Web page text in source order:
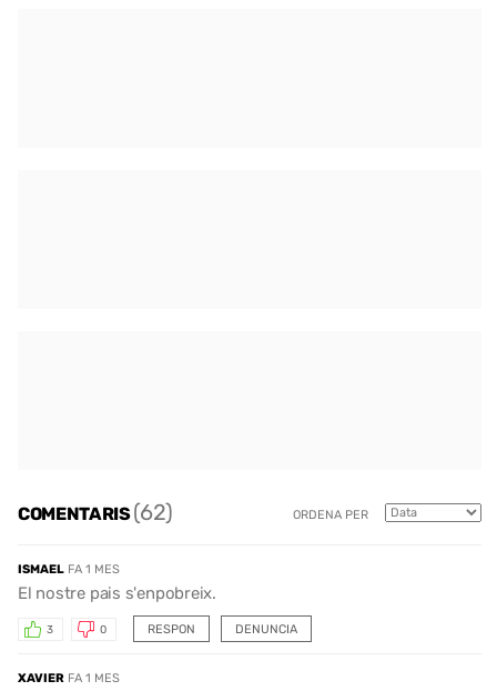
COMENTARIS(62) ORDENA PER
ISMAEL FA 1 MES
El nostre pais s'enpobreix.
RESPON
3 0 DENUNCIA
XAVIER FA 1 MES